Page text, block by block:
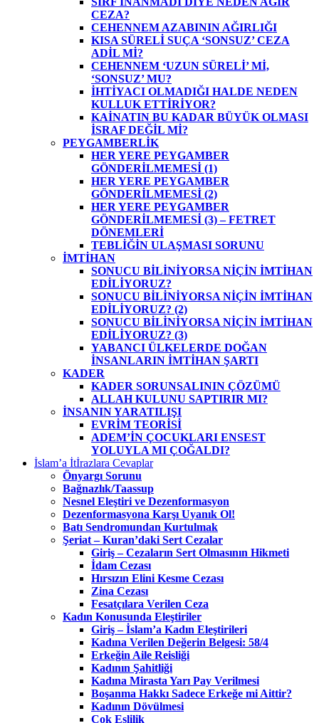
CEZA?
CEHENNEM AZABININ AĞIRLIĞI
KISA SÜRELİ SUÇA ‘SONSUZ’ CEZA
ADİL Mİ?
CEHENNEM ‘UZUN SÜRELİ’ Mİ,
‘SONSUZ’ MU?
İHTİYACI OLMADIĞI HALDE NEDEN
KULLUK ETTİRİYOR?
KAİNATIN BU KADAR BÜYÜK OLMASI
İSRAF DEĞİL Mİ?
PEYGAMBERLİK
HER YERE PEYGAMBER
GÖNDERİLMEMESİ (1)
HER YERE PEYGAMBER
GÖNDERİLMEMESİ (2)
HER YERE PEYGAMBER
GÖNDERİLMEMESİ (3) – FETRET
DÖNEMLERİ
TEBLİĞİN ULAŞMASI SORUNU
İMTİHAN
SONUCU BİLİNİYORSA NİÇİN İMTİHAN
EDİLİYORUZ?
SONUCU BİLİNİYORSA NİÇİN İMTİHAN
EDİLİYORUZ? (2)
SONUCU BİLİNİYORSA NİÇİN İMTİHAN
EDİLİYORUZ? (3)
YABANCI ÜLKELERDE DOĞAN
İNSANLARIN İMTİHAN ŞARTI
KADER
KADER SORUNSALININ ÇÖZÜMÜ
ALLAH KULUNU SAPTIRIR MI?
İNSANIN YARATILIŞI
EVRİM TEORİSİ
ADEM’İN ÇOCUKLARI ENSEST
YOLUYLA MI ÇOĞALDI?
İslam’a İtİrazlara Cevaplar
Önyargı Sorunu
Bağnazlık/Taassup
Nesnel Eleştiri ve Dezenformasyon
Dezenformasyona Karşı Uyanık Ol!
Batı Sendromundan Kurtulmak
Şeriat – Kuran’daki Sert Cezalar
Giriş – Cezaların Sert Olmasının Hikmeti
İdam Cezası
Hırsızın Elini Kesme Cezası
Zina Cezası
Fesatçılara Verilen Ceza
Kadın Konusunda Eleştiriler
Giriş – İslam’a Kadın Eleştirileri
Kadına Verilen Değerin Belgesi: 58/4
Erkeğin Aile Reisliği
Kadının Şahitliği
Kadına Mirasta Yarı Pay Verilmesi
Boşanma Hakkı Sadece Erkeğe mi Aittir?
Kadının Dövülmesi
Çok Eşlilik